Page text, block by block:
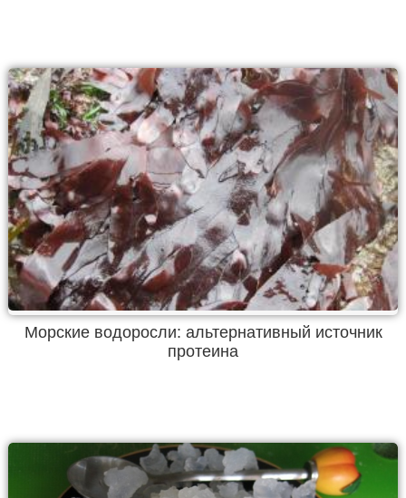
Морские водоросли: альтернативный источник
протеина